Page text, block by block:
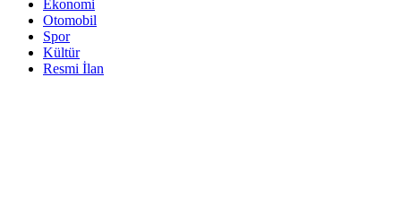
Ekonomi
Otomobil
Spor
Kültür
Resmi İlan